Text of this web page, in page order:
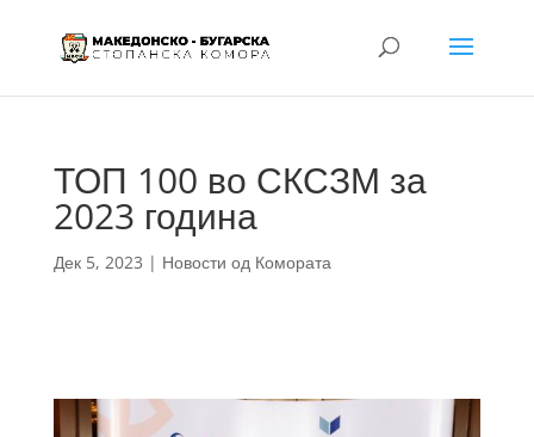
ТОП 100 во СКСЗМ за
2023 година
Дек 5, 2023 | Новости од Комората